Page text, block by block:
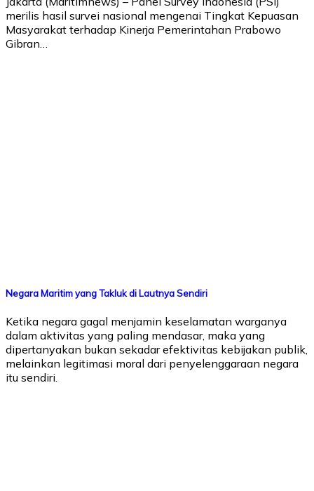
merilis hasil survei nasional mengenai Tingkat Kepuasan
Masyarakat terhadap Kinerja Pemerintahan Prabowo
Gibran…
Negara Maritim yang Takluk di Lautnya Sendiri
Ketika negara gagal menjamin keselamatan warganya
dalam aktivitas yang paling mendasar, maka yang
dipertanyakan bukan sekadar efektivitas kebijakan publik,
melainkan legitimasi moral dari penyelenggaraan negara
itu sendiri.